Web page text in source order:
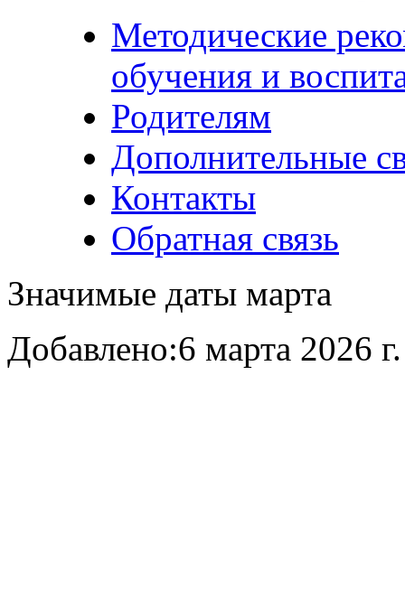
Методические
обучения и
Родителям
Дополнительные
Контакты
Обратная связь
Значимые даты марта
Добавлено:6 марта 2026 г.